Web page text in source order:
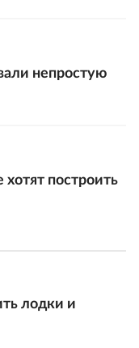
непростую
построить
лодки и